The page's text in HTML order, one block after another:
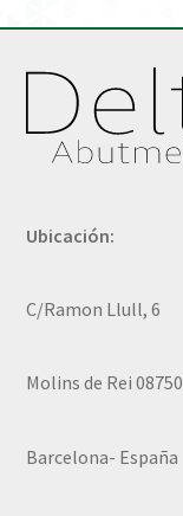
Ubicación:
C/Ramon Llull, 6
Molins de Rei 08750
Barcelona- España